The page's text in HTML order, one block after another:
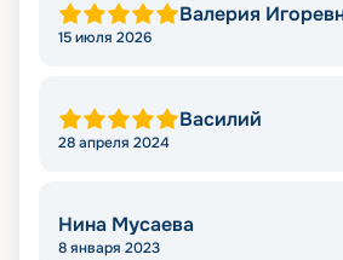
Валерия
15 июля 2026
Василий
28 апреля 2024
Нина Мусаева
8 января 2023